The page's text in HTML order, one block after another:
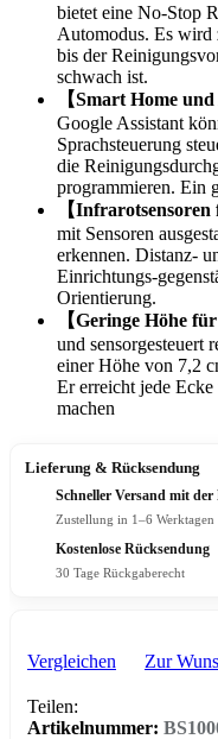
bietet eine No-Stop
Automodus. Es wird
bis der
schwach ist.
【Smart Home
Google Assistant
Sprachsteuerung
die
programmieren. Ein
【
mit Sensoren
erkennen. Distanz-
Einrichtungs-
Orientierung.
【Geringe Höhe
und sensorgesteuert
einer Höhe von 7,2
Er erreicht jede
machen
Lieferung & Rücksendung
Schneller Versand mit der
Zustellung in 1–6 Werktagen
Kostenlose Rücksendung
30 Tage Rückgaberecht
Vergleichen Zur
Teilen:
Artikelnummer: